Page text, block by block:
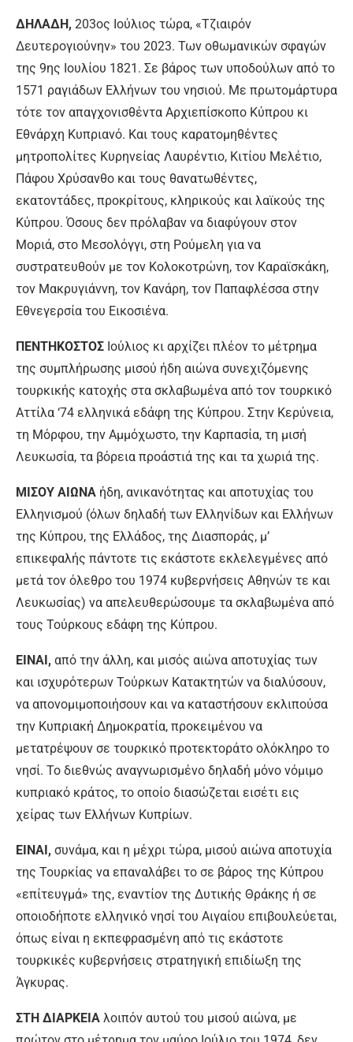
ΔΗΛΑΔΗ, 203ος Ιούλιος τώρα, «Τζιαιρόν
Δευτερογιούνην» του 2023. Των οθωμανικών σφαγών
της 9ης Ιουλίου 1821. Σε βάρος των υποδούλων από το
1571 ραγιάδων Ελλήνων του νησιού. Με πρωτομάρτυρα
τότε τον απαγχονισθέντα Αρχιεπίσκοπο Κύπρου κι
Εθνάρχη Κυπριανό. Και τους καρατομηθέντες
μητροπολίτες Κυρηνείας Λαυρέντιο, Κιτίου Μελέτιο,
Πάφου Χρύσανθο και τους θανατωθέντες,
εκατοντάδες, προκρίτους, κληρικούς και λαϊκούς της
Κύπρου. Όσους δεν πρόλαβαν να διαφύγουν στον
Μοριά, στο Μεσολόγγι, στη Ρούμελη για να
συστρατευθούν με τον Κολοκοτρώνη, τον Καραϊσκάκη,
τον Μακρυγιάννη, τον Κανάρη, τον Παπαφλέσσα στην
Εθνεγερσία του Εικοσιένα.
ΠΕΝΤΗΚΟΣΤΟΣ Ιούλιος κι αρχίζει πλέον το μέτρημα
της συμπλήρωσης μισού ήδη αιώνα συνεχιζόμενης
τουρκικής κατοχής στα σκλαβωμένα από τον τουρκικό
Αττίλα ‘74 ελληνικά εδάφη της Κύπρου. Στην Κερύνεια,
τη Μόρφου, την Αμμόχωστο, την Καρπασία, τη μισή
Λευκωσία, τα βόρεια προάστιά της και τα χωριά της.
ΜΙΣΟΥ ΑΙΩΝΑ ήδη, ανικανότητας και αποτυχίας του
Ελληνισμού (όλων δηλαδή των Ελληνίδων και Ελλήνων
της Κύπρου, της Ελλάδος, της Διασποράς, μ’
επικεφαλής πάντοτε τις εκάστοτε εκλελεγμένες από
μετά τον όλεθρο του 1974 κυβερνήσεις Αθηνών τε και
Λευκωσίας) να απελευθερώσουμε τα σκλαβωμένα από
τους Τούρκους εδάφη της Κύπρου.
ΕΙΝΑΙ, από την άλλη, και μισός αιώνα αποτυχίας των
και ισχυρότερων Τούρκων Κατακτητών να διαλύσουν,
να απονομιμοποιήσουν και να καταστήσουν εκλιπούσα
την Κυπριακή Δημοκρατία, προκειμένου να
μετατρέψουν σε τουρκικό προτεκτοράτο ολόκληρο το
νησί. Το διεθνώς αναγνωρισμένο δηλαδή μόνο νόμιμο
κυπριακό κράτος, το οποίο διασώζεται εισέτι εις
χείρας των Ελλήνων Κυπρίων.
ΕΙΝΑΙ, συνάμα, και η μέχρι τώρα, μισού αιώνα αποτυχία
της Τουρκίας να επαναλάβει το σε βάρος της Κύπρου
«επίτευγμά» της, εναντίον της Δυτικής Θράκης ή σε
οποιοδήποτε ελληνικό νησί του Αιγαίου επιβουλεύεται,
όπως είναι η εκπεφρασμένη από τις εκάστοτε
τουρκικές κυβερνήσεις στρατηγική επιδίωξη της
Άγκυρας.
ΣΤΗ ΔΙΑΡΚΕΙΑ λοιπόν αυτού του μισού αιώνα, με